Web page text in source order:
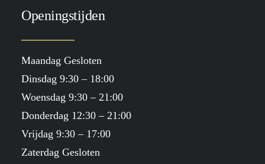
Openingstijden
Maandag Gesloten
Dinsdag 9:30 – 18:00
Woensdag 9:30 – 21:00
Donderdag 12:30 – 21:00
Vrijdag 9:30 – 17:00
Zaterdag Gesloten